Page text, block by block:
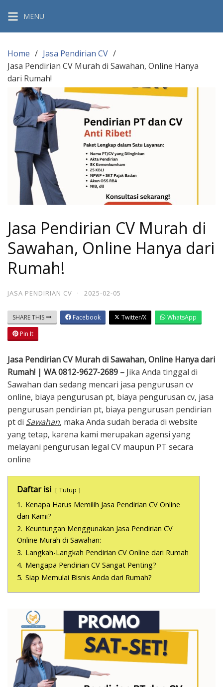
content
MENU
Home
Jasa Pendirian CV
Jasa Pendirian CV Murah di Sawahan, Online Hanya
dari Rumah!
Jasa Pendirian CV Murah di
Sawahan, Online Hanya dari
Rumah!
JASA PENDIRIAN CV · 2025-02-05
SHARE THIS Facebook Twitter/X
WhatsApp
Pin It
Jasa Pendirian CV Murah di Sawahan, Online Hanya dari
Rumah! | WA 0812-9627-2689 – Jika Anda tinggal di
Sawahan dan sedang mencari jasa pengurusan cv
online, biaya pengurusan pt, biaya pengurusan cv, jasa
pengurusan pendirian pt, biaya pengurusan pendirian
pt di Sawahan, maka Anda sudah berada di website
yang tetap, karena kami merupakan agensi yang
melayani pengurusan legal CV maupun PT secara
online
Daftar isi Tutup
1. Kenapa Harus Memilih Jasa Pendirian CV Online
dari Kami?
2. Keuntungan Menggunakan Jasa Pendirian CV
Online Murah di Sawahan:
3. Langkah-Langkah Pendirian CV Online dari Rumah
4. Mengapa Pendirian CV Sangat Penting?
5. Siap Memulai Bisnis Anda dari Rumah?